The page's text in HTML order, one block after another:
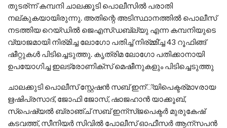
തുടര്ന്ന് കമ്പനി ചാലക്കൂടി പൊലീസില്‍ പരാതി
നല്കുകയായിരുന്നു. അതിന്റെ അടിസ്ഥാനത്തില്‍ പൊലീസ്
നടത്തിയ റെയ്ഡില്‍ ജെഎസ്ഡബ്ല്യു എന്ന കമ്പനിയുടെ
വ്യാജമായി നിര്മിച്ച ലോഗോ പതിച്ച് നിര്മ്മി്ച്ച 43 റൂഫിങ്ങ്
ഷീറ്റുകള്‍ പിടിച്ചെടുത്തു. കൃത്രിമ ലോഗോ പതിക്കാനായി
ഉപയോഗിച്ച ഇലട്രോണിക്‌സ് മെഷീനുകളും പിടിച്ചെടുത്തു
ചാലക്കുടി പൊലീസ് സ്റ്റേഷന്‍ സബ് ഇന്‌്യിപെക്ടര്മാvരായ
ഋഷിപ്രസാദ്, ജോഫി ജോസ്, ഷാജഹാന്‍ യാക്കൂബ്,
സ്‌പെഷ്യല്‍ ബ്രാഞ്ച് സബ് ഇന്സ്ജ‌പെക്ടര്‍ മുരുകേഷ്
കടവത്ത്, സീനിയര്‍ സിവില്‍ പോലീസ് ഓഫീസര്‍ ആന്സപന്‍